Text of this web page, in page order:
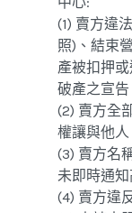
(1) 賣方違
照)、結束
產被扣押
破產之宣告
(2) 賣方全
權讓與他人
(3) 賣方名
未即時通知
(4) 賣方違